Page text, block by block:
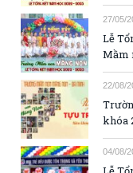
27/05/
Lễ
Mầm
22/08/
khóa
04/08/